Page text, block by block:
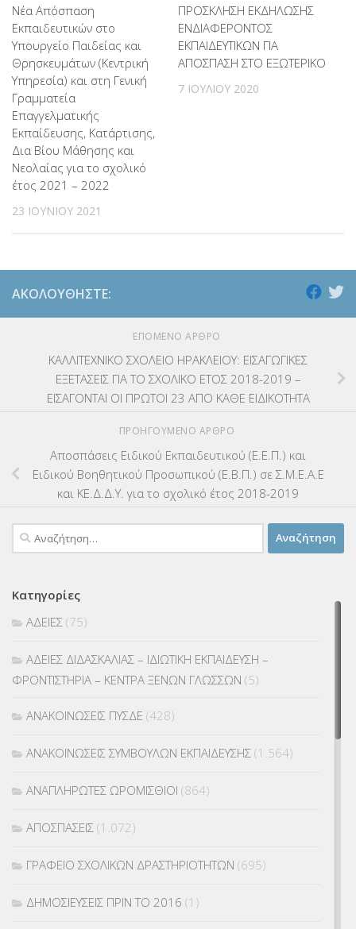
Νέα Απόσπαση
Εκπαιδευτικών στο
Υπουργείο Παιδείας και
Θρησκευμάτων (Κεντρική
Υπηρεσία) και στη Γενική
Γραμματεία
Επαγγελματικής
Εκπαίδευσης, Κατάρτισης,
Δια Βίου Μάθησης και
Νεολαίας για το σχολικό
έτος 2021 – 2022
23 ΙΟΥΝΊΟΥ 2021
ΠΡΟΣΚΛΗΣΗ ΕΚΔΗΛΩΣΗΣ
ΕΝΔΙΑΦΕΡΟΝΤΟΣ
ΕΚΠΑΙΔΕΥΤΙΚΩΝ ΓΙΑ
ΑΠΟΣΠΑΣΗ ΣΤΟ ΕΞΩΤΕΡΙΚΟ
7 ΙΟΥΛΊΟΥ 2020
ΑΚΟΛΟΥΘΉΣΤΕ:
ΕΠΌΜΕΝΟ ΆΡΘΡΟ
ΚΑΛΛΙΤΕΧΝΙΚΟ ΣΧΟΛΕΙΟ ΗΡΑΚΛΕΙΟΥ: ΕΙΣΑΓΩΓΙΚΕΣ
ΕΞΕΤΑΣΕΙΣ ΓΙΑ ΤΟ ΣΧΟΛΙΚΟ ΕΤΟΣ 2018-2019 –
ΕΙΣΑΓΟΝΤΑΙ ΟΙ ΠΡΩΤΟΙ 23 ΑΠΟ ΚΑΘΕ ΕΙΔΙΚΟΤΗΤΑ
ΠΡΟΗΓΟΎΜΕΝΟ ΆΡΘΡΟ
Αποσπάσεις Ειδικού Εκπαιδευτικού (Ε.Ε.Π.) και
Ειδικού Βοηθητικού Προσωπικού (Ε.Β.Π.) σε Σ.Μ.Ε.Α.Ε
και ΚΕ.Δ.Δ.Υ. για το σχολικό έτος 2018-2019
Αναζήτηση
για:
Κατηγορίες
ΑΔΕΙΕΣ (75)
ΑΔΕΙΕΣ ΔΙΔΑΣΚΑΛΙΑΣ – ΙΔΙΩΤΙΚΗ ΕΚΠΑΙΔΕΥΣΗ –
ΦΡΟΝΤΙΣΤΗΡΙΑ – ΚΕΝΤΡΑ ΞΕΝΩΝ ΓΛΩΣΣΩΝ (5)
ΑΝΑΚΟΙΝΩΣΕΙΣ ΠΥΣΔΕ (428)
ΑΝΑΚΟΙΝΩΣΕΙΣ ΣΥΜΒΟΥΛΩΝ ΕΚΠΑΙΔΕΥΣΗΣ (1.564)
ΑΝΑΠΛΗΡΩΤΕΣ ΩΡΟΜΙΣΘΙΟΙ (864)
ΑΠΟΣΠΑΣΕΙΣ (1.072)
ΓΡΑΦΕΙΟ ΣΧΟΛΙΚΩΝ ΔΡΑΣΤΗΡΙΟΤΗΤΩΝ (695)
ΔΗΜΟΣΙΕΥΣΕΙΣ ΠΡΙΝ ΤΟ 2016 (1)